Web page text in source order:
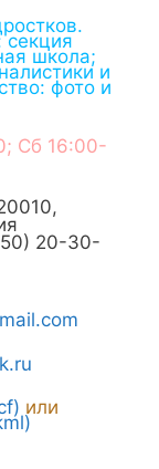
секция
школа;
и
фото и
Сб 16:00-
,
20-30-
или